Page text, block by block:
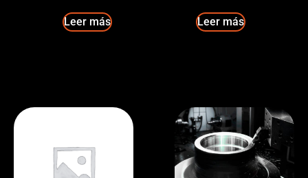
Leer más Leer más